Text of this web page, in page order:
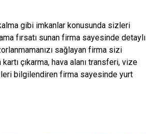
gibi imkanlar konusunda sizleri
fırsatı sunan firma sayesinde detaylı
sağlayan firma sizi
çıkarma, hava alanı transferi, vize
bilgilendiren firma sayesinde yurt